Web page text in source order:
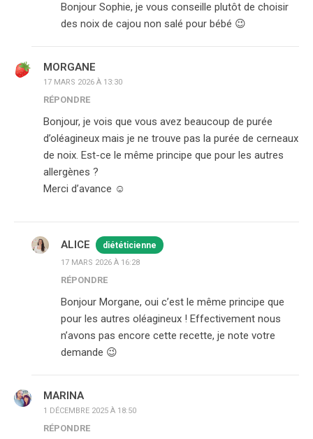
Bonjour Sophie, je vous conseille plutôt de choisir
des noix de cajou non salé pour bébé 😉
MORGANE
17 MARS 2026 À 13:30
RÉPONDRE
Bonjour, je vois que vous avez beaucoup de purée
d’oléagineux mais je ne trouve pas la purée de cerneaux
de noix. Est-ce le même principe que pour les autres
allergènes ?
Merci d’avance ☺️
ALICE diététicienne
17 MARS 2026 À 16:28
RÉPONDRE
Bonjour Morgane, oui c’est le même principe que
pour les autres oléagineux ! Effectivement nous
n’avons pas encore cette recette, je note votre
demande 😉
MARINA
1 DÉCEMBRE 2025 À 18:50
RÉPONDRE